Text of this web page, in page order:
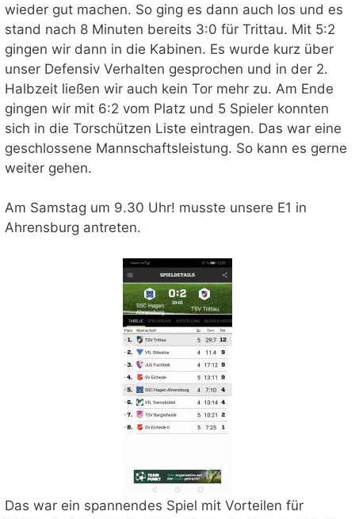
wieder gut machen. So ging es dann auch los und es
stand nach 8 Minuten bereits 3:0 für Trittau. Mit 5:2
gingen wir dann in die Kabinen. Es wurde kurz über
unser Defensiv Verhalten gesprochen und in der 2.
Halbzeit ließen wir auch kein Tor mehr zu. Am Ende
gingen wir mit 6:2 vom Platz und 5 Spieler konnten
sich in die Torschützen Liste eintragen. Das war eine
geschlossene Mannschaftsleistung. So kann es gerne
weiter gehen.
Am Samstag um 9.30 Uhr! musste unsere E1 in
Ahrensburg antreten.
Das war ein spannendes Spiel mit Vorteilen für